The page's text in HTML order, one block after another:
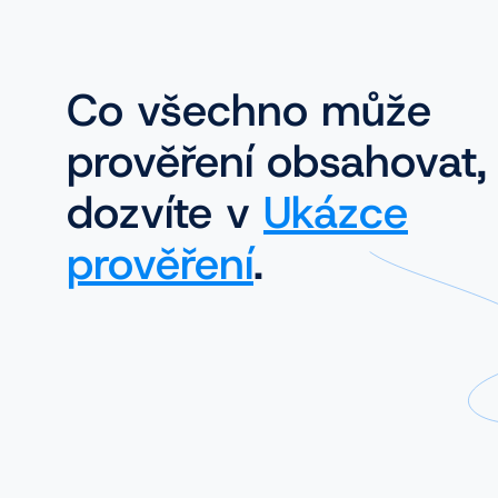
Co všechno může
prověření
dozvíte v Ukázce
prověření.